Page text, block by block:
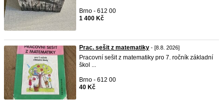
Brno - 612 00
1 400 Kč
Prac. sešit z matematiky - [8.8. 2026]
Pracovní sešit z matematiky pro 7. ročník základní
škol ...
Brno - 612 00
40 Kč